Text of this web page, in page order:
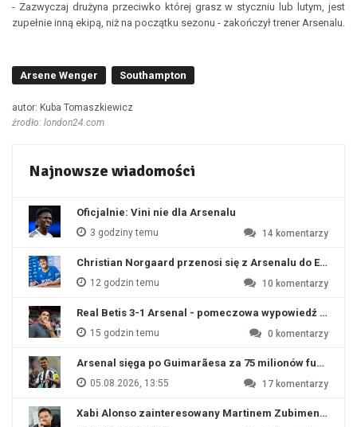
- Zazwyczaj drużyna przeciwko której grasz w styczniu lub lutym, jest
zupełnie inną ekipą, niż na początku sezonu - zakończył trener Arsenalu.
Arsene Wenger Southampton
autor: Kuba Tomaszkiewicz
źrodło: london24.com
Najnowsze wiadomości
Oficjalnie: Vini nie dla Arsenalu
3 godziny temu 14 komentarzy
Christian Norgaard przenosi się z Arsenalu do
12 godzin temu 10 komentarzy
Real Betis 3-1 Arsenal - pomeczowa wypowiedź Artety
15 godzin temu 0 komentarzy
Arsenal sięga po Guimarãesa za 75 milionów funtów
05.08.2026, 13:55 17 komentarzy
Xabi Alonso zainteresowany Martinem Zubimendim